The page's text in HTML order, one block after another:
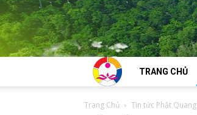
TRANG CHỦ
Trang Chủ Tin tức Phật Quang